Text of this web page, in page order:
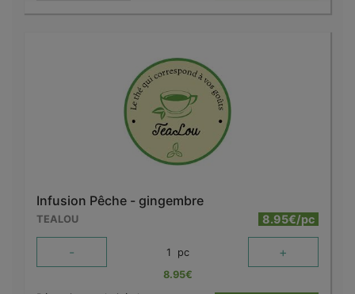
Infusion Pêche - gingembre
TEALOU 8.95€/pc
- 1 pc +
8.95€